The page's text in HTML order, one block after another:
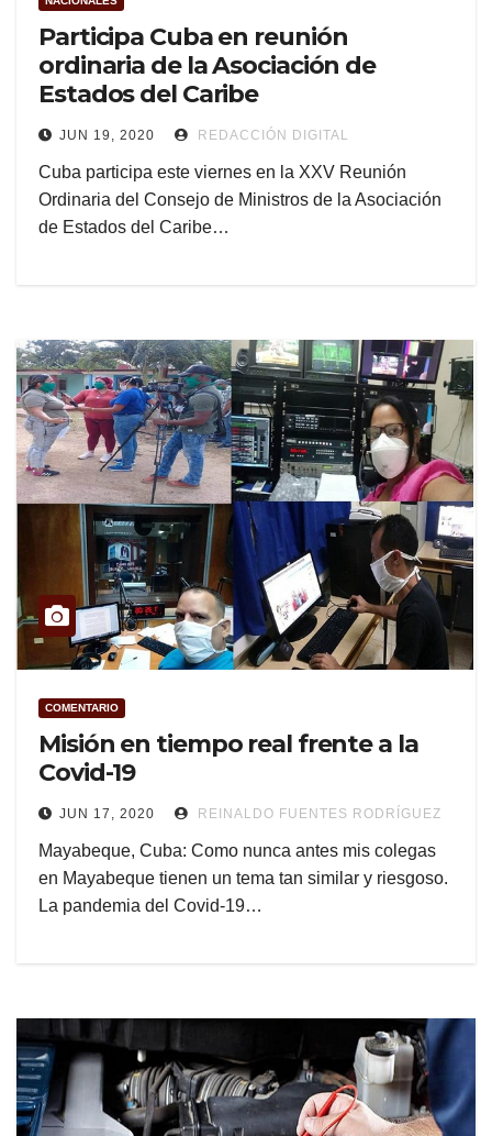
Participa Cuba en reunión
ordinaria de la Asociación de
Estados del Caribe
JUN 19, 2020 REDACCIÓN DIGITAL
Cuba participa este viernes en la XXV Reunión
Ordinaria del Consejo de Ministros de la Asociación
de Estados del Caribe…
COMENTARIO
Misión en tiempo real frente a la
Covid-19
JUN 17, 2020 REINALDO FUENTES RODRÍGUEZ
Mayabeque, Cuba: Como nunca antes mis colegas
en Mayabeque tienen un tema tan similar y riesgoso.
La pandemia del Covid-19…